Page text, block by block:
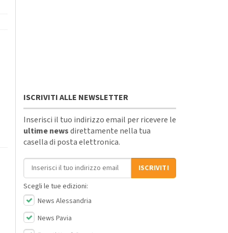
ISCRIVITI ALLE NEWSLETTER
Inserisci il tuo indirizzo email per ricevere le
ultime newsdirettamente nella tua
casella di posta elettronica.
Indirizzo email
ISCRIVITI
Scegli le tue edizioni:
News Alessandria
News Pavia